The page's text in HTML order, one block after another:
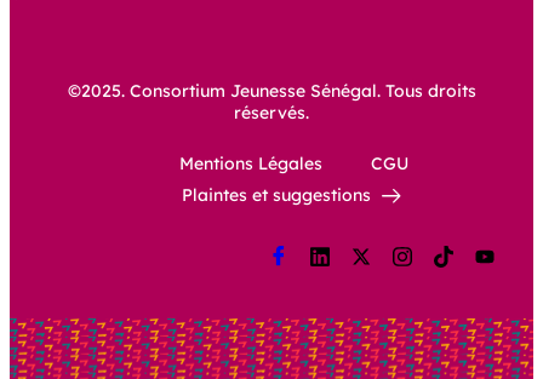
©2025. Consortium Jeunesse Sénégal. Tous droits
réservés.
Mentions Légales
CGU
Plaintes et suggestions